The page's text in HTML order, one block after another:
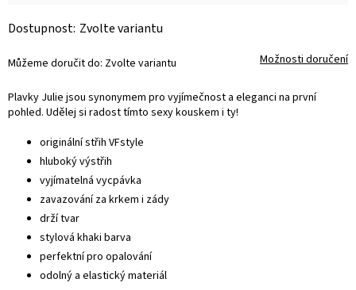
Zvolte variantu
Můžeme doručit do: Zvolte variantu Možnosti doručení
Plavky Julie jsou synonymem pro vyjímečnost a eleganci na první
pohled. Udělej si radost tímto sexy kouskem i ty!
originální střih VFstyle
hluboký výstřih
vyjímatelná vycpávka
zavazování za krkem i zády
drží tvar
stylová khaki barva
perfektní pro opalování
odolný a elastický materiál